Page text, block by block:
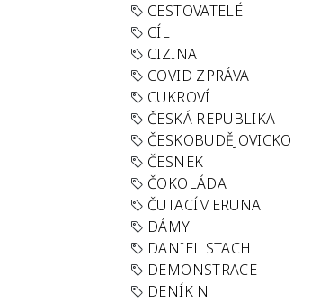
CESTOVATELÉ
CÍL
CIZINA
COVID ZPRÁVA
CUKROVÍ
ČESKÁ REPUBLIKA
ČESKOBUDĚJOVICKO
ČESNEK
ČOKOLÁDA
ČUTACÍMERUNA
DÁMY
DANIEL STACH
DEMONSTRACE
DENÍK N